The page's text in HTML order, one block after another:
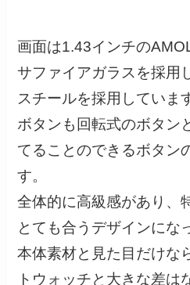
画面は1.43インチの
サファイアガラスを採用
スチールを採用していま
ボタンも回転式のボタン
てることのできるボタン
す。
全体的に高級感があり、
とても合うデザインにな
本体素材と見た目だけな
トウォッチと大きな差は